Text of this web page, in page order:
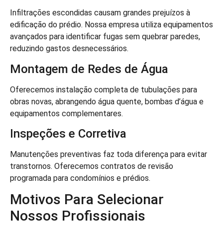
Infiltrações escondidas causam grandes prejuízos à
edificação do prédio. Nossa empresa utiliza equipamentos
avançados para identificar fugas sem quebrar paredes,
reduzindo gastos desnecessários.
Montagem de Redes de Água
Oferecemos instalação completa de tubulações para
obras novas, abrangendo água quente, bombas d’água e
equipamentos complementares.
Inspeções e Corretiva
Manutenções preventivas faz toda diferença para evitar
transtornos. Oferecemos contratos de revisão
programada para condomínios e prédios.
Motivos Para Selecionar
Nossos Profissionais